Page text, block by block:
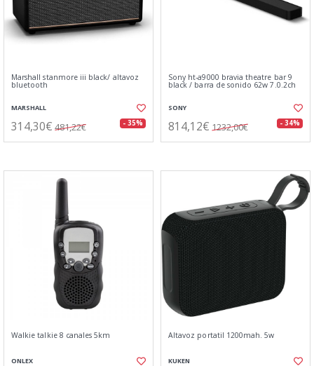
Marshall stanmore iii black/ altavoz
bluetooth
MARSHALL
314,30€ 481,22€ - 35%
Sony ht-a9000 bravia theatre bar 9
black / barra de sonido 62w 7.0.2ch
SONY
814,12€ 1232,00€ - 34%
Walkie talkie 8 canales 5km
ONLEX
Altavoz portatil 1200mah. 5w
KUKEN